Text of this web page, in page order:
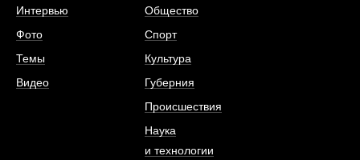
Интервью
Фото
Темы
Видео
Общество
Спорт
Культура
Губерния
Происшествия
Наука
и технологии